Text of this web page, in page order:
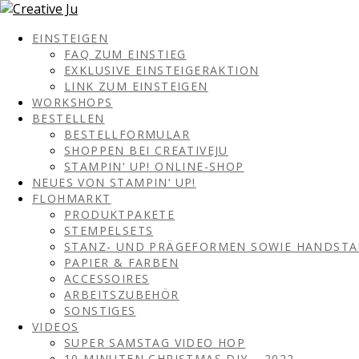
EINSTEIGEN
FAQ ZUM EINSTIEG
EXKLUSIVE EINSTEIGERAKTION
LINK ZUM EINSTEIGEN
WORKSHOPS
BESTELLEN
BESTELLFORMULAR
SHOPPEN BEI CREATIVEJU
STAMPIN‘ UP! ONLINE-SHOP
NEUES VON STAMPIN‘ UP!
FLOHMARKT
PRODUKTPAKETE
STEMPELSETS
STANZ- UND PRÄGEFORMEN SOWIE
PAPIER & FARBEN
ACCESSOIRES
ARBEITSZUBEHÖR
SONSTIGES
VIDEOS
SUPER SAMSTAG VIDEO HOP